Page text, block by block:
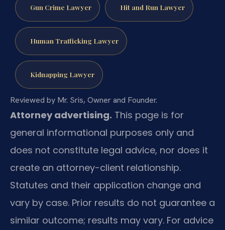
Gun Crime Lawyer Hit and Run Lawyer
Human Trafficking Lawyer
Kidnapping Lawyer
Reviewed by Mr. Sris, Owner and Founder.
Attorney advertising. This page is for
general informational purposes only and
does not constitute legal advice, nor does it
create an attorney-client relationship.
Statutes and their application change and
vary by case. Prior results do not guarantee a
similar outcome; results may vary. For advice